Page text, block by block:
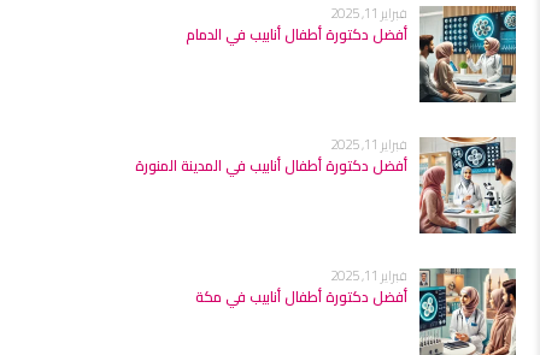
فبراير 11, 2025
أفضل دكتورة أطفال أنابيب في الدمام
فبراير 11, 2025
أفضل دكتورة أطفال أنابيب في المدينة المنورة
فبراير 11, 2025
أفضل دكتورة أطفال أنابيب في مكة